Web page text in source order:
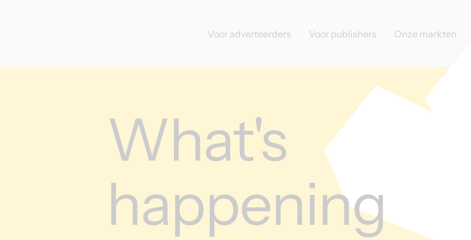
Voor adverteerders Voor publishers Onze markten
What's
happening